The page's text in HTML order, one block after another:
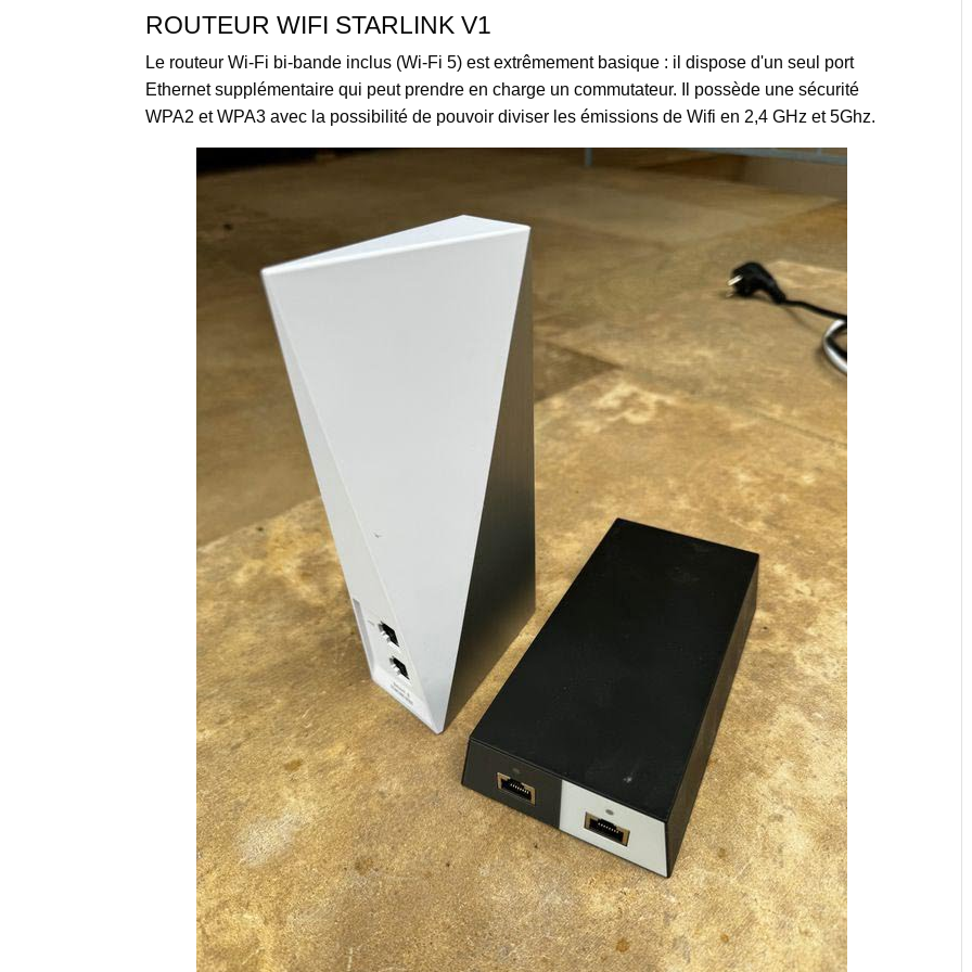
ROUTEUR WIFI STARLINK V1
Le routeur Wi-Fi bi-bande inclus (Wi-Fi 5) est extrêmement basique : il dispose d'un seul port
Ethernet supplémentaire qui peut prendre en charge un commutateur. Il possède une sécurité
WPA2 et WPA3 avec la possibilité de pouvoir diviser les émissions de Wifi en 2,4 GHz et 5Ghz.